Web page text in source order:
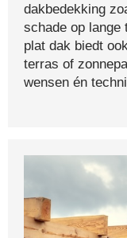
dakbedekking
schade op lange
plat dak biedt
terras of
wensen én